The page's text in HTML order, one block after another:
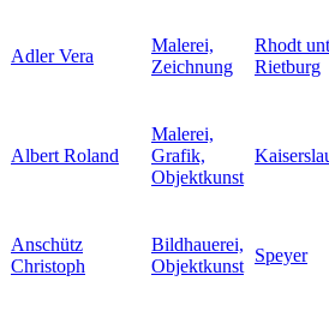
Adler Vera
Malerei,
Zeichnung
Rhodt
Rietburg
Albert Roland
Malerei,
Grafik,
Objektkunst
Anschütz
Christoph
Bildhauerei,
Objektkunst
Speyer